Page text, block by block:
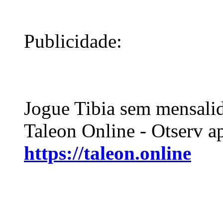
Publicidade:
Jogue Tibia sem
Taleon Online - Otserv
https://taleon.online